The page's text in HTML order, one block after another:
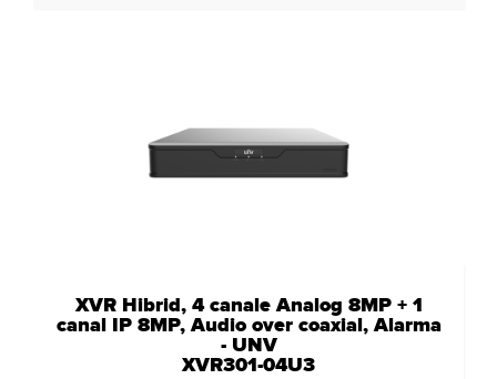
XVR Hibrid, 4 canale Analog 8MP + 1
canal IP 8MP, Audio over coaxial, Alarma
- UNV
XVR301-04U3